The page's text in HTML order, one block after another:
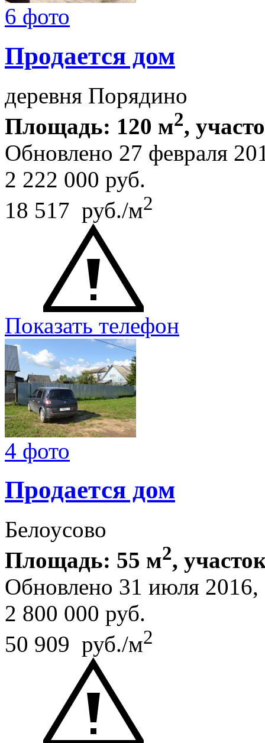
6 фото
Продается дом
деревня Порядино
Площадь: 120 м2,
Обновлено 27 февраля
2 222 000 руб.
18 517 руб./м2
Показать телефон
4 фото
Продается дом
Белоусово
Площадь: 55 м2,
Обновлено 31 июля
2 800 000 руб.
50 909 руб./м2